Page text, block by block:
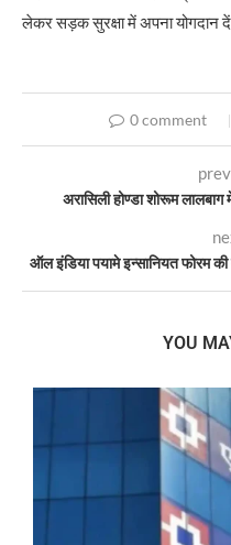
लेकर सड़क सुरक्षा में अपना योगदान
0 comment
अरासिली होण्डा शोरूम
ऑल इंडिया पयामे इन्सानियत फोरम
YOU